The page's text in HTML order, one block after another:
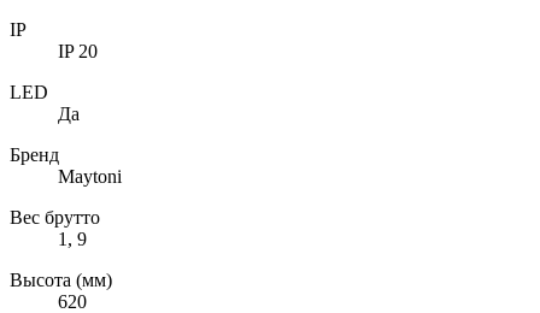
IP
IP 20
LED
Да
Бренд
Maytoni
Вес брутто
1, 9
Высота (мм)
620